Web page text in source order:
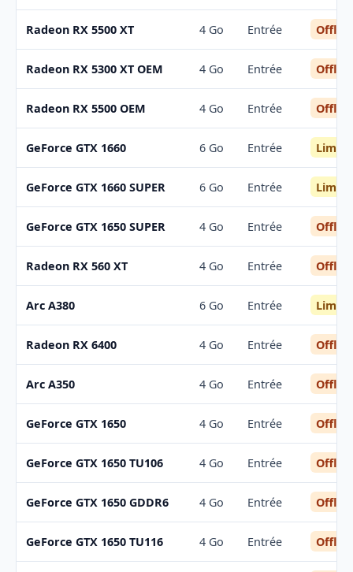
Radeon RX 5500 XT 4 Go Entrée
Radeon RX 5300 XT OEM 4 Go Entrée
Radeon RX 5500 OEM 4 Go Entrée
GeForce GTX 1660 6 Go Entrée Limite
GeForce GTX 1660 SUPER 6 Go Entrée Limite
GeForce GTX 1650 SUPER 4 Go Entrée
Radeon RX 560 XT 4 Go Entrée
Arc A380 6 Go Entrée Limite
Radeon RX 6400 4 Go Entrée
Arc A350 4 Go Entrée
GeForce GTX 1650 4 Go Entrée
GeForce GTX 1650 TU106 4 Go Entrée
GeForce GTX 1650 GDDR6 4 Go Entrée
GeForce GTX 1650 TU116 4 Go Entrée